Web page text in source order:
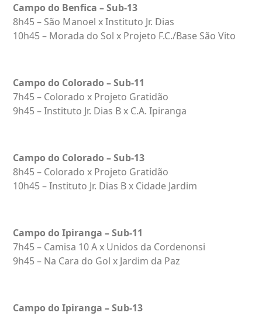
Campo do Benfica – Sub-13
8h45 – São Manoel x Instituto Jr. Dias
10h45 – Morada do Sol x Projeto F.C./Base São Vito
Campo do Colorado – Sub-11
7h45 – Colorado x Projeto Gratidão
9h45 – Instituto Jr. Dias B x C.A. Ipiranga
Campo do Colorado – Sub-13
8h45 – Colorado x Projeto Gratidão
10h45 – Instituto Jr. Dias B x Cidade Jardim
Campo do Ipiranga – Sub-11
7h45 – Camisa 10 A x Unidos da Cordenonsi
9h45 – Na Cara do Gol x Jardim da Paz
Campo do Ipiranga – Sub-13